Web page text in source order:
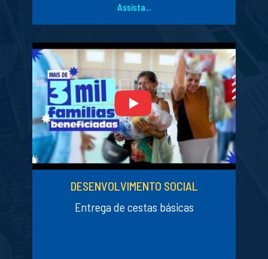
Assista...
DESENVOLVIMENTO SOCIAL
Entrega de cestas básicas